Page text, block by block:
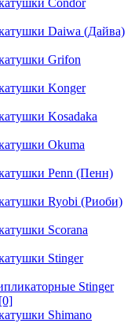
Condor
Daiwa (Дайва)
Grifon
Konger
Kosadaka
Okuma
Penn (Пенн)
Ryobi (Риоби)
Scorana
Stinger
Stinger
[0]
Shimano